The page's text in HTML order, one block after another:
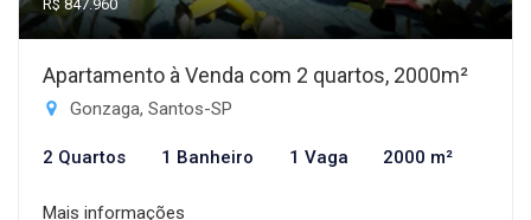
R$ 847.960
Apartamento à Venda com 2 quartos, 2000m²
Gonzaga, Santos-SP
2 Quartos 1 Banheiro 1 Vaga 2000 m²
Mais informações